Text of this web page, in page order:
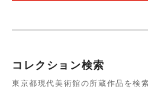
コレクション検索
東京都現代美術館の所蔵作品を検